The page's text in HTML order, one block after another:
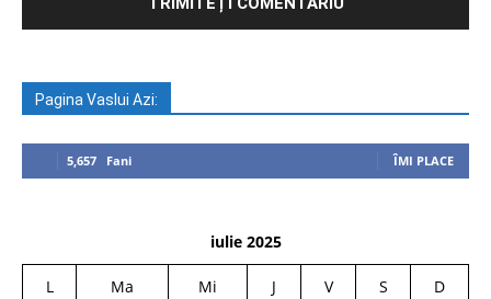
Pagina Vaslui Azi:
5,657 Fani ÎMI PLACE
iulie 2025
L Ma Mi J V S D